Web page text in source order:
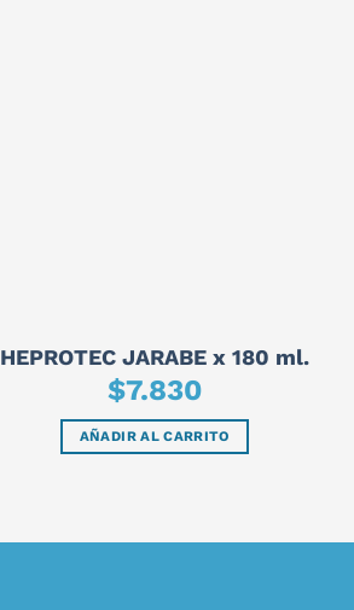
HEPROTEC JARABE x 180 ml.
$7.830
AÑADIR AL CARRITO